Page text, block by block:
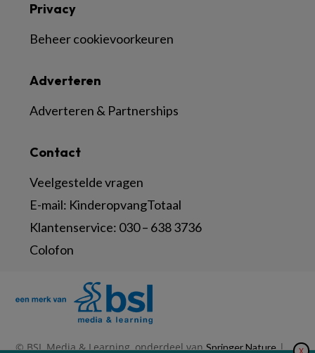
Contact
Veelgestelde vragen
E-mail: KinderopvangTotaal
Klantenservice: 030 – 638 3736
Colofon
Adverteren
Adverteren & Partnerships
Privacy
Beheer cookievoorkeuren
© BSL Media & Learning, onderdeel vanSpringer Nature|